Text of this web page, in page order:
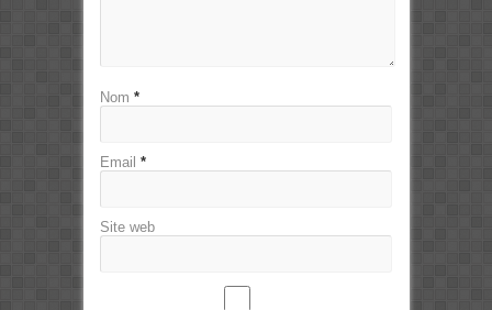
Nom *
Email *
Site web